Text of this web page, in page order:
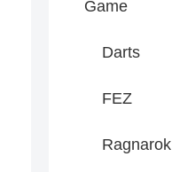
Game
Darts
FEZ
Ragnarok